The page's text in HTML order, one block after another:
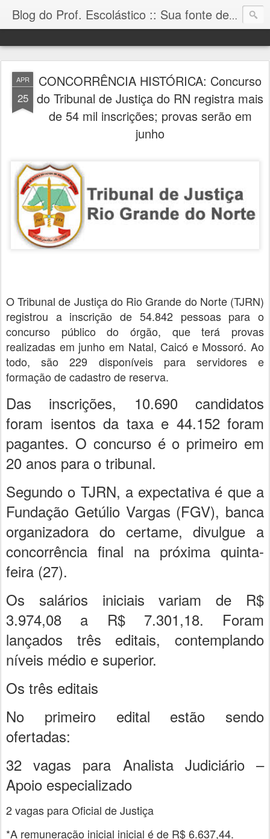
Blog do Prof. Escolástico :: Sua fonte de informação!
APR
25
CONCORRÊNCIA HISTÓRICA: Concurso
do Tribunal de Justiça do RN registra mais
de 54 mil inscrições; provas serão em
junho
O Tribunal de Justiça do Rio Grande do Norte (TJRN)
registrou a inscrição de 54.842 pessoas para o
concurso público do órgão, que terá provas
realizadas em junho em Natal, Caicó e Mossoró. Ao
todo, são 229 disponíveis para servidores e
formação de cadastro de reserva.
Das inscrições, 10.690 candidatos
foram isentos da taxa e 44.152 foram
pagantes. O concurso é o primeiro em
20 anos para o tribunal.
Segundo o TJRN, a expectativa é que a
Fundação Getúlio Vargas (FGV), banca
organizadora do certame, divulgue a
concorrência final na próxima quinta-
feira (27).
Os salários iniciais variam de R$
3.974,08 a R$ 7.301,18. Foram
lançados três editais, contemplando
níveis médio e superior.
Os três editais
No primeiro edital estão sendo
ofertadas:
32 vagas para Analista Judiciário –
Apoio especializado
2 vagas para Oficial de Justiça
*A remuneração inicial inicial é de R$ 6.637,44.